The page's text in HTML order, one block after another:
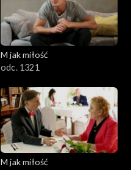
M jak miłość
odc. 1321
M jak miłość